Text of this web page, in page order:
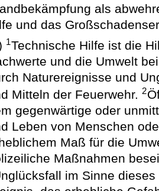
als
und das
1Technische Hilfe ist die
und die Umwelt
Naturereignisse und
Mitteln der Feuerwehr.2
gegenwärtige oder
Leben von Menschen
Maß für die
Maßnahmen
im Sinne